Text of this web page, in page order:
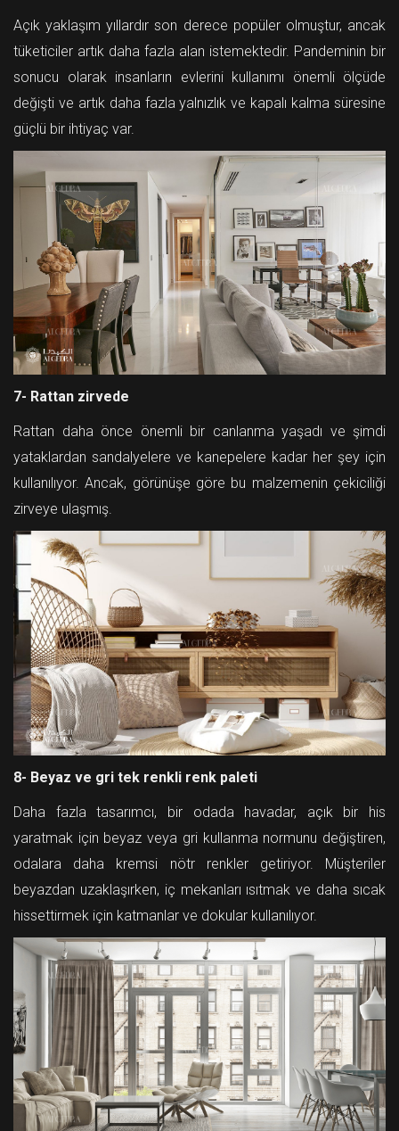
Açık yaklaşım yıllardır son derece popüler olmuştur, ancak
tüketiciler artık daha fazla alan istemektedir. Pandeminin bir
sonucu olarak insanların evlerini kullanımı önemli ölçüde
değişti ve artık daha fazla yalnızlık ve kapalı kalma süresine
güçlü bir ihtiyaç var.
7- Rattan zirvede
Rattan daha önce önemli bir canlanma yaşadı ve şimdi
yataklardan sandalyelere ve kanepelere kadar her şey için
kullanılıyor. Ancak, görünüşe göre bu malzemenin çekiciliği
zirveye ulaşmış.
8- Beyaz ve gri tek renkli renk paleti
Daha fazla tasarımcı, bir odada havadar, açık bir his
yaratmak için beyaz veya gri kullanma normunu değiştiren,
odalara daha kremsi nötr renkler getiriyor. Müşteriler
beyazdan uzaklaşırken, iç mekanları ısıtmak ve daha sıcak
hissettirmek için katmanlar ve dokular kullanılıyor.